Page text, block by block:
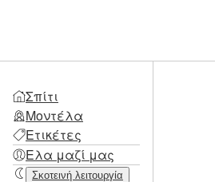
Σπίτι
Μοντέλα
Ετικέτες
Ελα μαζί μας
Σκοτεινή λειτουργία